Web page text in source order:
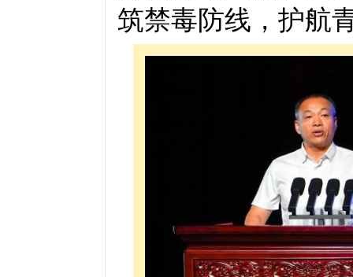
筑禁毒防线，护航